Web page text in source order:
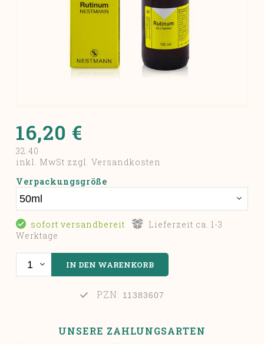
16,20 €
32.40
inkl. MwSt zzgl. Versandkosten
Verpackungsgröße
sofort versandbereit
Lieferzeit ca. 1-3
Werktage
PZN: 11383607
UNSERE ZAHLUNGSARTEN